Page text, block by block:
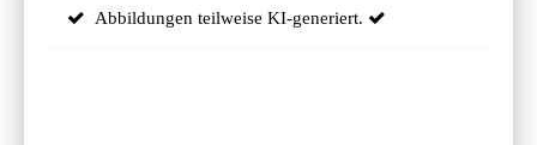
Abbildungen teilweise KI-generiert.